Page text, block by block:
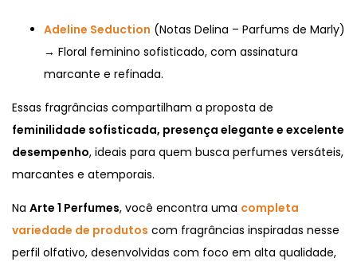
Adeline Seduction (Notas Delina – Parfums de Marly)
→ Floral feminino sofisticado, com assinatura
marcante e refinada.
Essas fragrâncias compartilham a proposta de
feminilidade sofisticada, presença elegante e excelente
desempenho, ideais para quem busca perfumes versáteis,
marcantes e atemporais.
Na Arte 1 Perfumes, você encontra uma completa
variedade de produtos com fragrâncias inspiradas nesse
perfil olfativo, desenvolvidas com foco em alta qualidade,